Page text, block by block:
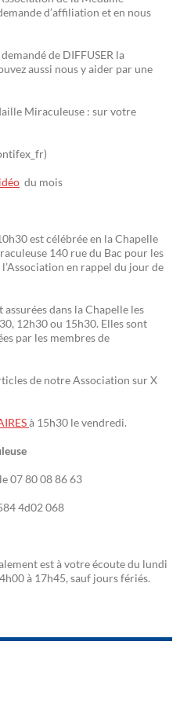
d’affiliation et en nous
de DIFFUSER la
aussi nous y aider par une
Miraculeuse : sur votre
du mois
est célébrée en la Chapelle
140 rue du Bac pour les
en rappel du jour de
assurées dans la Chapelle les
12h30 ou 15h30. Elles sont
par les membres de
de notre Association sur X
à 15h30 le vendredi.
07 80 08 86 63
4d02 068
est à votre écoute du lundi
à 17h45, sauf jours fériés.